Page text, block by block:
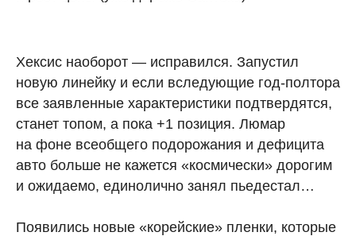
Хексис наоборот — исправился. Запустил
новую линейку и если вследующие год-полтора
все заявленные характеристики подтвердятся,
станет топом, а пока +1 позиция. Люмар
на фоне всеобщего подорожания и дефицита
авто больше не кажется «космически» дорогим
и ожидаемо, единолично занял пьедестал…
Появились новые «корейские» пленки, которые